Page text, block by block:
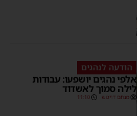
הודעה לנהגים
אלפי נהגים יושפעו: עבודות
לילה סמוך לאשדוד
מנחם דויטש 11:10